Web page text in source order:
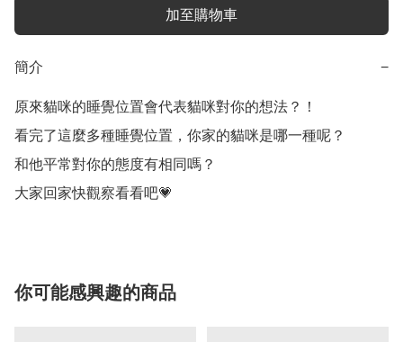
加至購物車
簡介 −
原來貓咪的睡覺位置會代表貓咪對你的想法？！
看完了這麼多種睡覺位置，你家的貓咪是哪一種呢？
和他平常對你的態度有相同嗎？
大家回家快觀察看看吧💗
你可能感興趣的商品